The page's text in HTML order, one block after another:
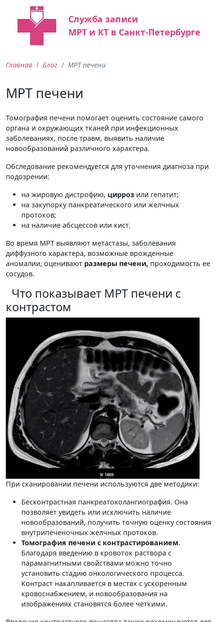
Служба записи
МРТ и КТ в Санкт-Петербурге
Главная Блог МРТ печени
МРТ печени
Томография печени помогает оценить состояние самого
органа и окружающих тканей при инфекционных
заболеваниях, после травм, выявить наличие
новообразований различного характера.
Обследование рекомендуется для уточнения диагноза при
подозрении:
на жировую дистрофию, цирроз или гепатит;
на закупорку панкреатического или желчных
протоков;
на наличие абсцессов или кист.
Во время МРТ выявляют метастазы, заболевания
диффузного характера, возможные врожденные
аномалии, оценивают размеры печени, проходимость ее
сосудов.
Что показывает МРТ печени с
контрастом
При сканировании печени используются две методики:
Бесконтрастная панкреатохолангиография. Она
позволяет увидеть или исключить наличие
новообразований, получить точную оценку состояния
внутрипеченочных желчных протоков.
Томография печени с контрастированием.
Благодаря введению в кровоток раствора с
парамагнитными свойствами можно точно
установить стадию онкологического процесса.
Контраст накапливается в местах с ускоренным
кровоснабжением, и новообразования на
изображениях становятся более четкими.